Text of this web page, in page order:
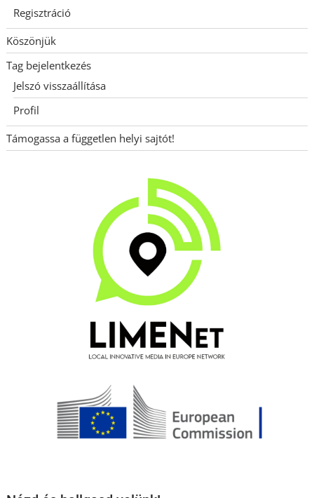
Regisztráció
Köszönjük
Tag bejelentkezés
Jelszó visszaállítása
Profil
Támogassa a független helyi sajtót!